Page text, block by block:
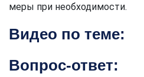
меры при необходимости.
Видео по теме:
Вопрос-ответ: